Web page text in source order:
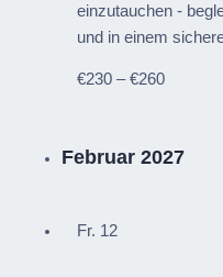
einzutauchen -
und in einem
€230 – €260
Februar 2027
Fr. 12